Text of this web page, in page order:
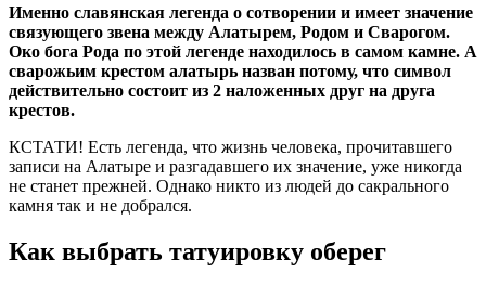
Именно славянская легенда о сотворении и имеет значение
связующего звена между Алатырем, Родом и Сварогом.
Око бога Рода по этой легенде находилось в самом камне. А
сварожьим крестом алатырь назван потому, что символ
действительно состоит из 2 наложенных друг на друга
крестов.
КСТАТИ! Есть легенда, что жизнь человека, прочитавшего
записи на Алатыре и разгадавшего их значение, уже никогда
не станет прежней. Однако никто из людей до сакрального
камня так и не добрался.
Как выбрать татуировку оберег